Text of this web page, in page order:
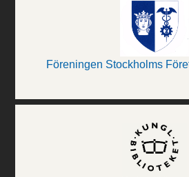
Föreningen Stockholms